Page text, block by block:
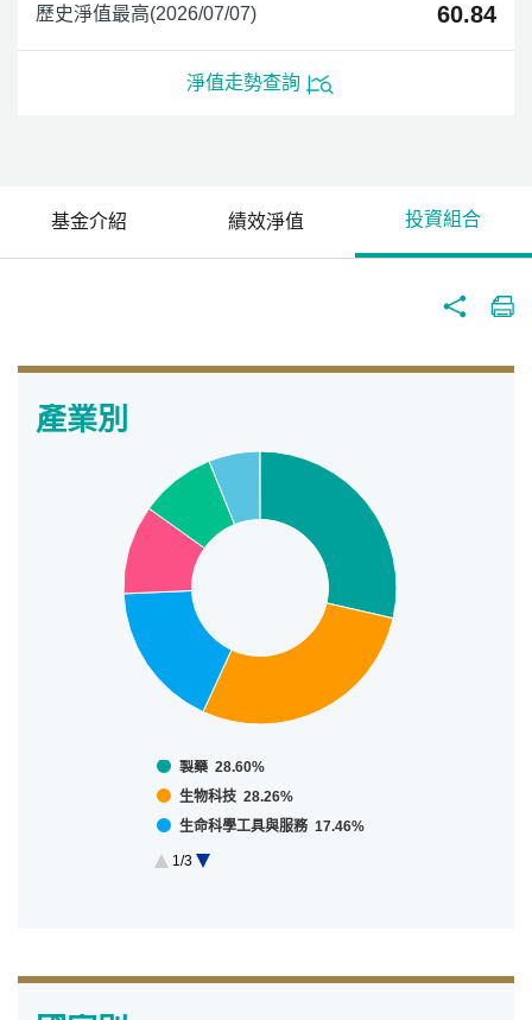
歷史淨值最高(2026/07/07) 60.84
淨值走勢查詢
基金介紹 績效淨值 投資組合
產業別
View as data table, 產業別
產業別
製藥 28.60%
生物科技 28.26%
生命科學工具與服務 17.46%
醫療保健供應商與服務 10.55%
1/3